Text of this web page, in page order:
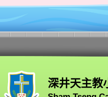
深井天主教